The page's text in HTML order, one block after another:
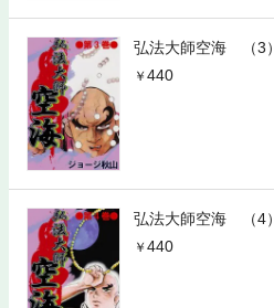
弘法大師空海 （3）
440
弘法大師空海 （4）
440